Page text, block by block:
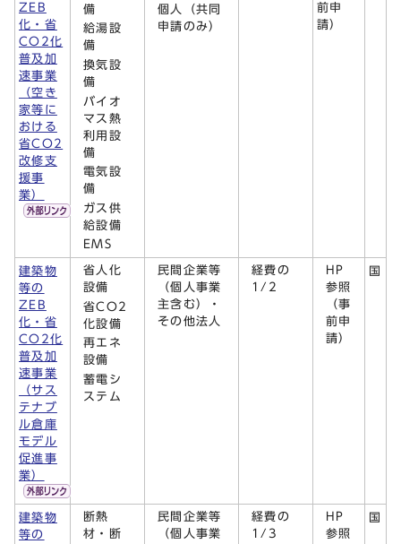
ZEB
化・省
CO2化
普及加
速事業
（空き
家等に
おける
省CO2
改修支
援事
業）
備
給湯設
備
換気設
備
バイオ
マス熱
利用設
備
電気設
備
ガス供
給設備
EMS
個人（共同
申請のみ）
前申
請）
建築物
等の
ZEB
化・省
CO2化
普及加
速事業
（サス
テナブ
ル倉庫
モデル
促進事
業）
省人化
設備
省CO2
化設備
再エネ
設備
蓄電シ
ステム
民間企業等
（個人事業
主含む）・
その他法人
経費の
1/2
HP
参照
（事
前申
請）
国
建築物
等の
断熱
材・断
民間企業等
（個人事業
経費の
1/3
HP
参照
国